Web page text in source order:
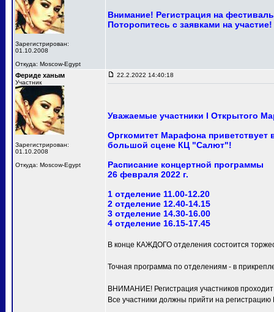
Зарегистрирован:
01.10.2008
Откуда: Moscow-Egypt
Внимание! Регистрация на
Поторопитесь с заявками на участие!
Фериде ханым
Участник
Зарегистрирован:
01.10.2008
Откуда: Moscow-Egypt
22.2.2022 14:40:18
Уважаемые участники I Открытого
Оргкомитет Марафона приветствует
большой сцене КЦ "Салют"!
Расписание концертной программы
26 февраля 2022 г.
1 отделение 11.00-12.20
2 отделение 12.40-14.15
3 отделение 14.30-16.00
4 отделение 16.15-17.45
В конце КАЖДОГО отделения состоится
Точная программа по отделениям - в
ВНИМАНИЕ! Регистрация участников
Все участники должны прийти на